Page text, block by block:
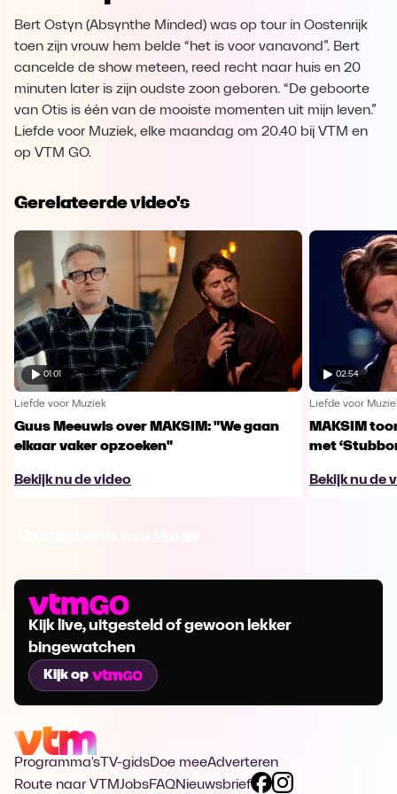
Bert Ostyn (Absynthe Minded) was op tour in Oostenrijk
toen zijn vrouw hem belde “het is voor vanavond”. Bert
cancelde de show meteen, reed recht naar huis en 20
minuten later is zijn oudste zoon geboren. “De geboorte
van Otis is één van de mooiste momenten uit mijn leven.”
Liefde voor Muziek, elke maandag om 20.40 bij VTM en
op VTM GO.
Gerelateerde video's
01:01
Liefde voor Muziek
Guus Meeuwis over MAKSIM: "We gaan
elkaar vaker opzoeken"
Bekijk nu de video
02:54
Liefde voor
MAKSIM
met
Bekijk nu de
Kijk live, uitgesteld of gewoon lekker
bingewatchen
Kijk op
Programma's TV-gidsDoe meeAdverteren
Route naar VTMJobsFAQNieuwsbrief